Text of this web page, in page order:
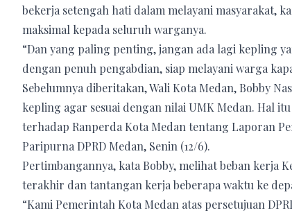
bekerja setengah hati dalam melayani masyarakat,
maksimal kepada seluruh warganya.
“Dan yang paling penting, jangan ada lagi kepling
dengan penuh pengabdian, siap melayani warga
Sebelumnya diberitakan, Wali Kota Medan, Bobby
kepling agar sesuai dengan nilai UMK Medan. Hal
terhadap Ranperda Kota Medan tentang Laporan
Paripurna DPRD Medan, Senin (12/6).
Pertimbangannya, kata Bobby, melihat beban kerja
terakhir dan tantangan kerja beberapa waktu ke
“Kami Pemerintah Kota Medan atas persetujuan